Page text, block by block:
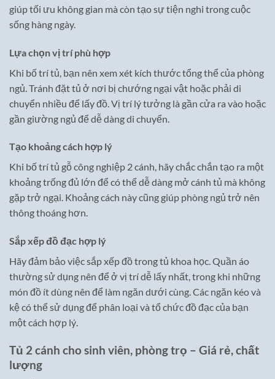
giúp tối ưu không gian mà còn tạo sự tiện nghi trong cuộc
sống hàng ngày.
Lựa chọn vị trí phù hợp
Khi bố trí tủ, bạn nên xem xét kích thước tổng thể của phòng
ngủ. Tránh đặt tủ ở nơi bị chướng ngại vật hoặc phải di
chuyển nhiều để lấy đồ. Vị trí lý tưởng là gần cửa ra vào hoặc
gần giường ngủ để dễ dàng di chuyển.
Tạo khoảng cách hợp lý
Khi bố trí tủ gỗ công nghiệp 2 cánh, hãy chắc chắn tạo ra một
khoảng trống đủ lớn để có thể dễ dàng mở cánh tủ mà không
gặp trở ngại. Khoảng cách này cũng giúp phòng ngủ trở nên
thông thoáng hơn.
Sắp xếp đồ đạc hợp lý
Hãy đảm bảo việc sắp xếp đồ trong tủ khoa học. Quần áo
thường sử dụng nên để ở vị trí dễ lấy nhất, trong khi những
món đồ ít dùng nên để làm ngăn dưới cùng. Các ngăn kéo và
kệ có thể sử dụng để phân loại và tổ chức đồ đạc của bạn
một cách hợp lý.
Tủ 2 cánh cho sinh viên, phòng trọ – Giá rẻ, chất
lượng